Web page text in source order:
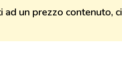
un prezzo contenuto, ci